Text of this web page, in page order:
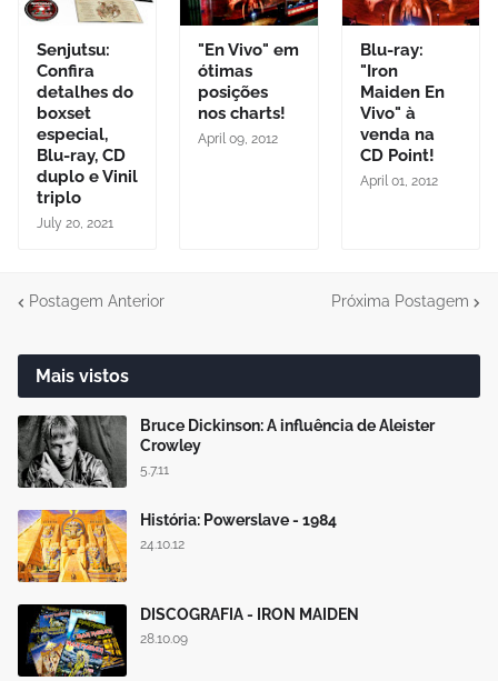
Senjutsu:
Confira
detalhes do
boxset
especial,
Blu-ray, CD
duplo e Vinil
triplo
July 20, 2021
"En Vivo" em
ótimas
posições
nos charts!
April 09, 2012
Blu-ray:
"Iron
Maiden En
Vivo" à
venda na
CD Point!
April 01, 2012
Postagem Anterior Próxima Postagem
Mais vistos
Bruce Dickinson: A influência de Aleister
Crowley
5.7.11
História: Powerslave - 1984
24.10.12
DISCOGRAFIA - IRON MAIDEN
28.10.09